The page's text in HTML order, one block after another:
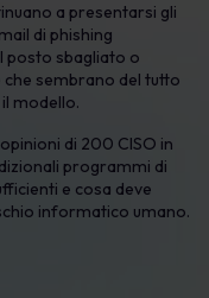
a presentarsi gli
di phishing
posto sbagliato o
sembrano del tutto
modello.
di 200 CISO in
programmi di
e cosa deve
informatico umano.